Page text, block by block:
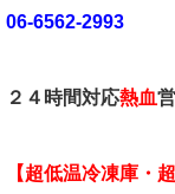
06-6562-2993
２４時間対応熱血
【超低温冷凍庫・